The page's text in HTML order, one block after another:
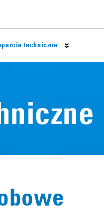
Klocki hamulcowe
Tarcze hamulcowe
Okładziny
techniczne
techniczne
Najczęściej występujące problemy
danych materiału ciernego